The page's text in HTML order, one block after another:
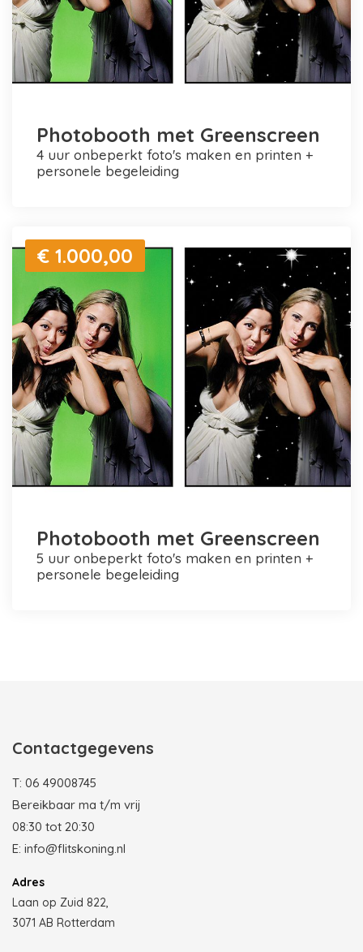
Photobooth met Greenscreen
4 uur onbeperkt foto's maken en printen +
personele begeleiding
€ 1.000,00
Photobooth met Greenscreen
5 uur onbeperkt foto's maken en printen +
personele begeleiding
Contactgegevens
T: 06 49008745
Bereikbaar ma t/m vrij
08:30 tot 20:30
E: info@flitskoning.nl
Adres
Laan op Zuid 822,
3071 AB Rotterdam